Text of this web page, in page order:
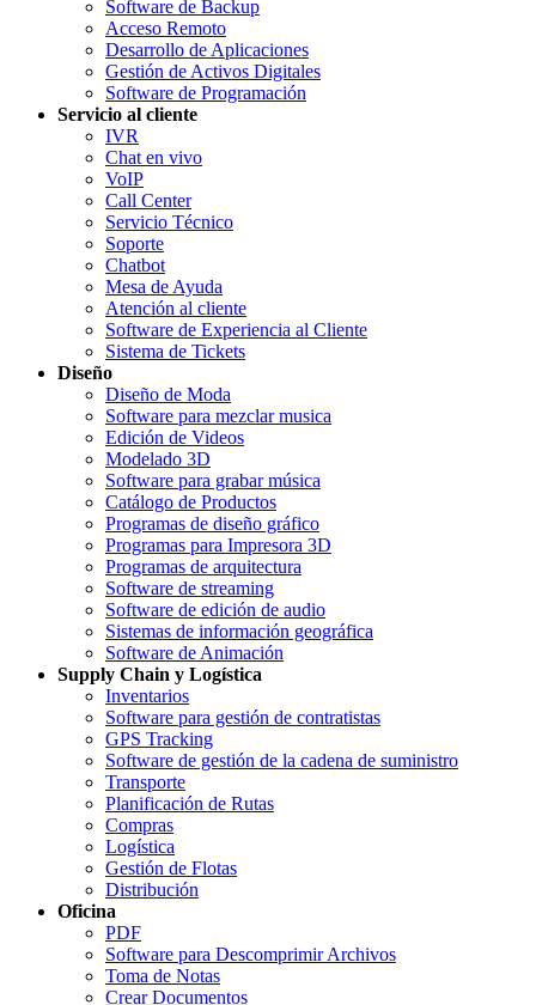
Software de Backup
Acceso Remoto
Desarrollo de Aplicaciones
Gestión de Activos Digitales
Software de Programación
Servicio al cliente
IVR
Chat en vivo
VoIP
Call Center
Servicio Técnico
Soporte
Chatbot
Mesa de Ayuda
Atención al cliente
Software de Experiencia al Cliente
Sistema de Tickets
Diseño
Diseño de Moda
Software para mezclar musica
Edición de Videos
Modelado 3D
Software para grabar música
Catálogo de Productos
Programas de diseño gráfico
Programas para Impresora 3D
Programas de arquitectura
Software de streaming
Software de edición de audio
Sistemas de información geográfica
Software de Animación
Supply Chain y Logística
Inventarios
Software para gestión de contratistas
GPS Tracking
Software de gestión de la cadena de suministro
Transporte
Planificación de Rutas
Compras
Logística
Gestión de Flotas
Distribución
Oficina
PDF
Software para Descomprimir Archivos
Toma de Notas
Crear Documentos